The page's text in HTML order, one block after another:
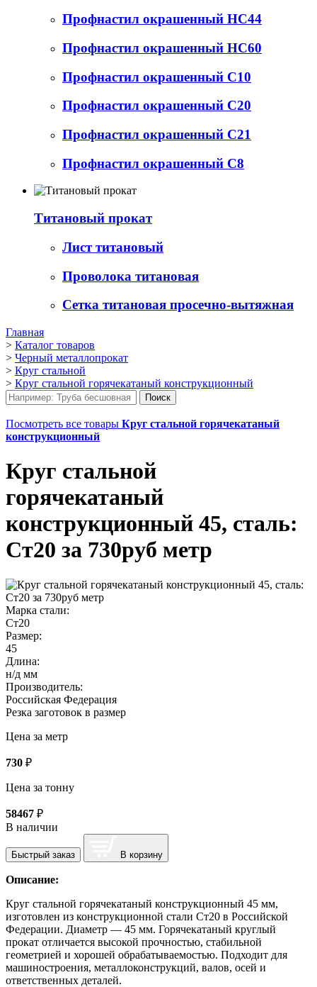
Профнастил окрашенный НС44
Профнастил окрашенный НС60
Профнастил окрашенный С10
Профнастил окрашенный С20
Профнастил окрашенный С21
Профнастил окрашенный С8
Титановый прокат
Лист титановый
Проволока титановая
Сетка титановая просечно-вытяжная
Главная
> Каталог товаров
> Черный металлопрокат
> Круг стальной
> Круг стальной горячекатаный конструкционный
Посмотреть все товары Круг стальной горячекатаный
конструкционный
Круг стальной
горячекатаный
конструкционный 45, сталь:
Ст20 за 730руб метр
Марка стали:
Ст20
Размер:
45
Длина:
н/д мм
Производитель:
Российская Федерация
Резка заготовок в размер
Цена за метр
730 ₽
Цена за тонну
58467 ₽
В наличии
Быстрый заказ В корзину
Описание:
Круг стальной горячекатаный конструкционный 45 мм,
изготовлен из конструкционной стали Ст20 в Российской
Федерации. Диаметр — 45 мм. Горячекатаный круглый
прокат отличается высокой прочностью, стабильной
геометрией и хорошей обрабатываемостью. Подходит для
машиностроения, металлоконструкций, валов, осей и
ответственных деталей.